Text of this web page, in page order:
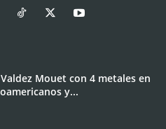
Mouet con 4 metales en
y...